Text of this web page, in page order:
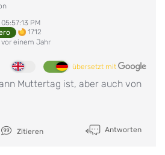
PM
1712
einem Jahr
übersetzt mit
Muttertag ist, aber auch von
Zitieren Antworten